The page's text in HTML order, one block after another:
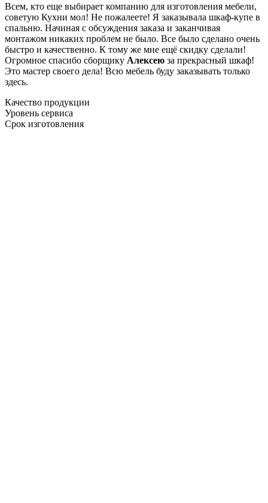
Всем, кто еще выбирает компанию для изготовления мебели,
советую Кухни мол! Не пожалеете! Я заказывала шкаф-купе в
спальню. Начиная с обсуждения заказа и заканчивая
монтажом никаких проблем не было. Все было сделано очень
быстро и качественно. К тому же мне ещё скидку сделали!
Огромное спасибо сборщику Алексею за прекрасный шкаф!
Это мастер своего дела! Всю мебель буду заказывать только
здесь.
Качество продукции
Уровень сервиса
Срок изготовления